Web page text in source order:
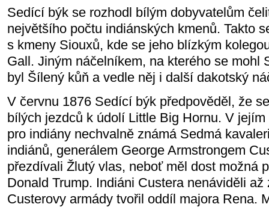
Sedící býk se rozhodl bílým dobyvatelům
největšího počtu indiánských kmenů. Takto
s kmeny Siouxů, kde se jeho blízkým
Gall. Jiným náčelníkem, na kterého se mohl
byl Šílený kůň a vedle něj i další dakotský
V červnu 1876 Sedící býk předpověděl, že
bílých jezdců k údolí Little Big Hornu. V
pro indiány nechvalně známá Sedmá
indiánů, generálem George Armstrongem
přezdívali Žlutý vlas, neboť měl dost možná
Donald Trump. Indiáni Custera nenáviděli až
Custerovy armády tvořil oddíl majora Rena.